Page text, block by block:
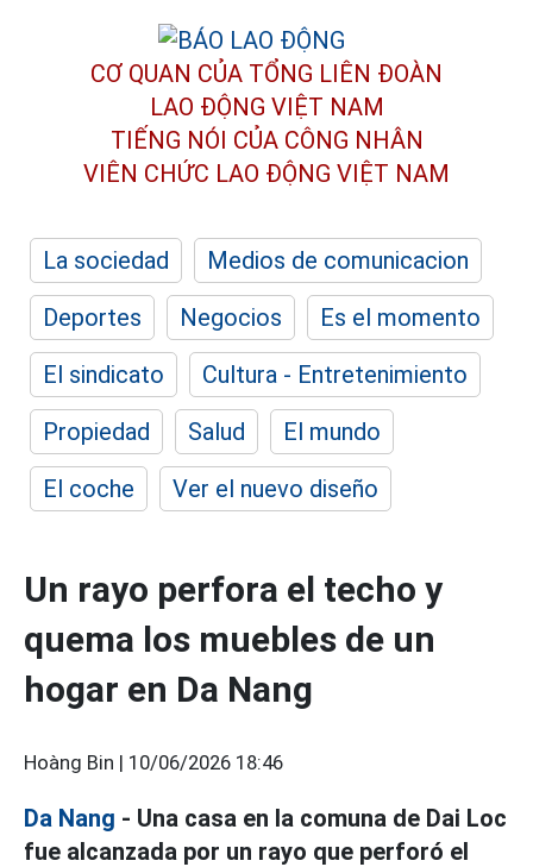
CƠ QUAN CỦA TỔNG LIÊN ĐOÀN
LAO ĐỘNG VIỆT NAM
TIẾNG NÓI CỦA CÔNG NHÂN
VIÊN CHỨC LAO ĐỘNG VIỆT NAM
La sociedad
Medios de comunicacion
Deportes
Negocios
Es el momento
El sindicato
Cultura - Entretenimiento
Propiedad
Salud
El mundo
El coche
Ver el nuevo diseño
Un rayo perfora el techo y
quema los muebles de un
hogar en Da Nang
Hoàng Bin | 10/06/2026 18:46
Da Nang - Una casa en la comuna de Dai Loc
fue alcanzada por un rayo que perforó el